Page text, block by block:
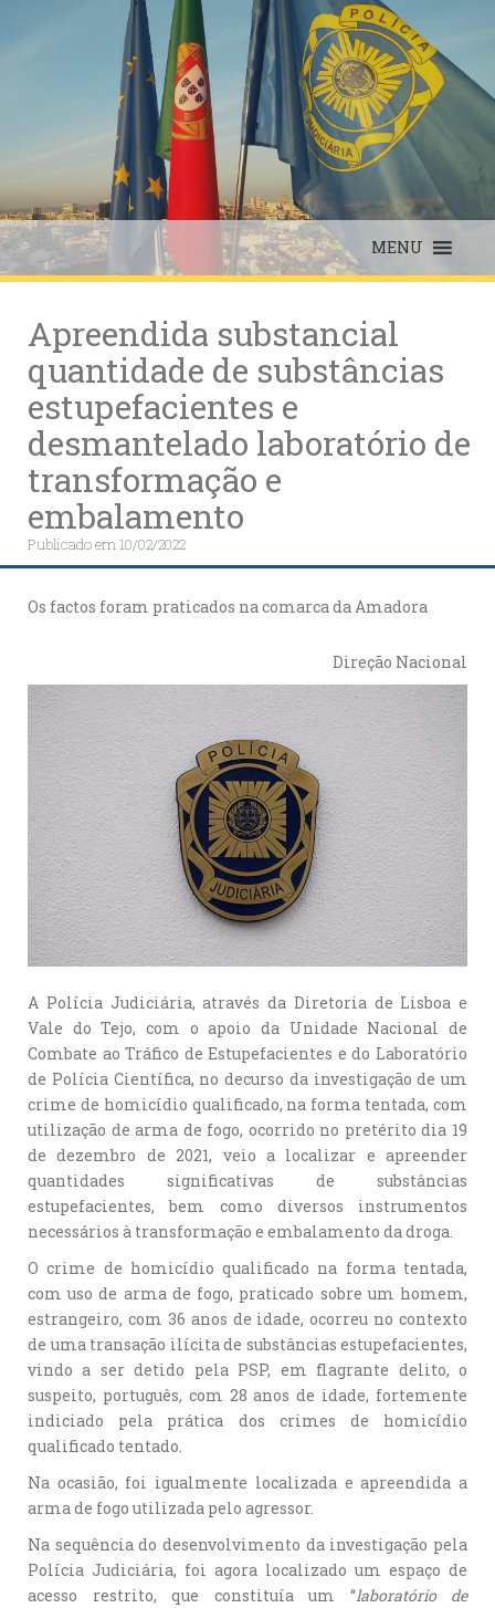
MENU
Apreendida substancial
quantidade de substâncias
estupefacientes e
desmantelado laboratório de
transformação e
embalamento
Publicado em10/02/2022
Os factos foram praticados na comarca da Amadora
Direção Nacional
A Polícia Judiciária, através da Diretoria de Lisboa e
Vale do Tejo, com o apoio da Unidade Nacional de
Combate ao Tráfico de Estupefacientes e do Laboratório
de Polícia Científica, no decurso da investigação de um
crime de homicídio qualificado, na forma tentada, com
utilização de arma de fogo, ocorrido no pretérito dia 19
de dezembro de 2021, veio a localizar e apreender
quantidades significativas de substâncias
estupefacientes, bem como diversos instrumentos
necessários à transformação e embalamento da droga.
O crime de homicídio qualificado na forma tentada,
com uso de arma de fogo, praticado sobre um homem,
estrangeiro, com 36 anos de idade, ocorreu no contexto
de uma transação ilícita de substâncias estupefacientes,
vindo a ser detido pela PSP, em flagrante delito, o
suspeito, português, com 28 anos de idade, fortemente
indiciado pela prática dos crimes de homicídio
qualificado tentado.
Na ocasião, foi igualmente localizada e apreendida a
arma de fogo utilizada pelo agressor.
Na sequência do desenvolvimento da investigação pela
Polícia Judiciária, foi agora localizado um espaço de
acesso restrito, que constituía um “laboratório de